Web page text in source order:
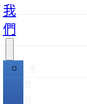
我
們